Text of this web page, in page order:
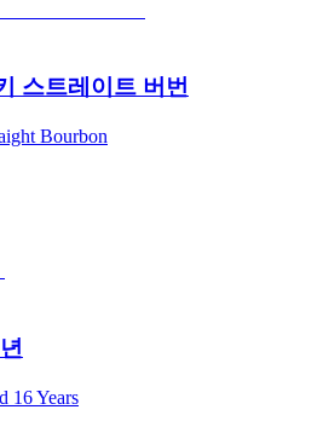
스트레이트 버번
Bourbon
16 Years